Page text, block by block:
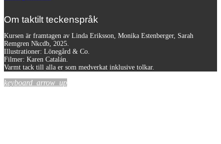
Om taktilt teckenspråk
Kursen är framtagen av Linda Eriksson, Monika Estenberger, Sarah
Remgren Nkcdb, 2025.
Illustrationer: Lönegård & Co.
Filmer: Karen Catalán.
Varmt tack till alla er som medverkat inklusive tolkar.
keyboard_arrow_up